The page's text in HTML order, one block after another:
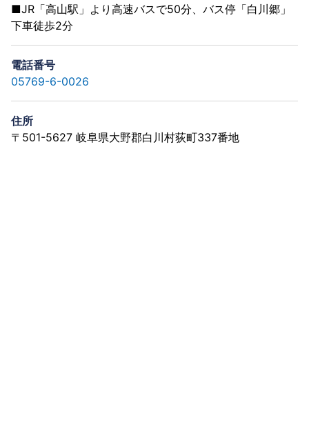
■JR「高山駅」より高速バスで50分、バス停「白川郷」
下車徒歩2分
電話番号
05769-6-0026
住所
〒501-5627 岐阜県大野郡白川村荻町337番地